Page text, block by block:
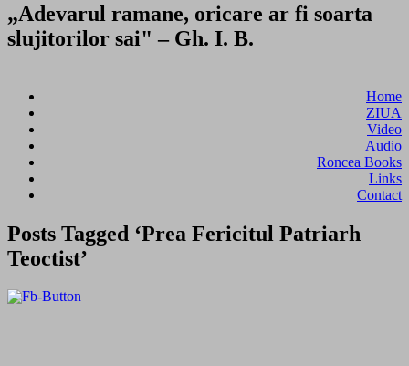
„Adevarul ramane, oricare ar fi soarta
slujitorilor sai" – Gh. I. B.
Home
ZIUA
Video
Audio
Roncea Books
Links
Contact
Posts Tagged ‘Prea Fericitul Patriarh
Teoctist’